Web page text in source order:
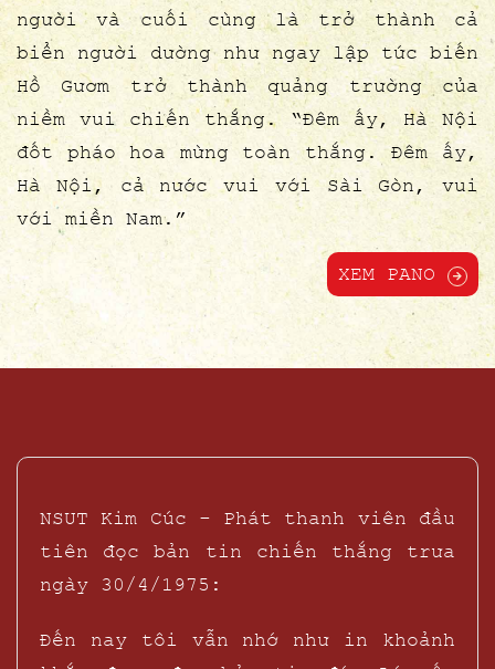
người và cuối cùng là trở thành cả
biển người dường như ngay lập tức biến
Hồ Gươm trở thành quảng trường của
niềm vui chiến thắng. “Đêm ấy, Hà Nội
đốt pháo hoa mừng toàn thắng. Đêm ấy,
Hà Nội, cả nước vui với Sài Gòn, vui
với miền Nam.”
XEM PANO
NSUT Kim Cúc - Phát thanh viên đầu
tiên đọc bản tin chiến thắng trưa
ngày 30/4/1975:
Đến nay tôi vẫn nhớ như in khoảnh